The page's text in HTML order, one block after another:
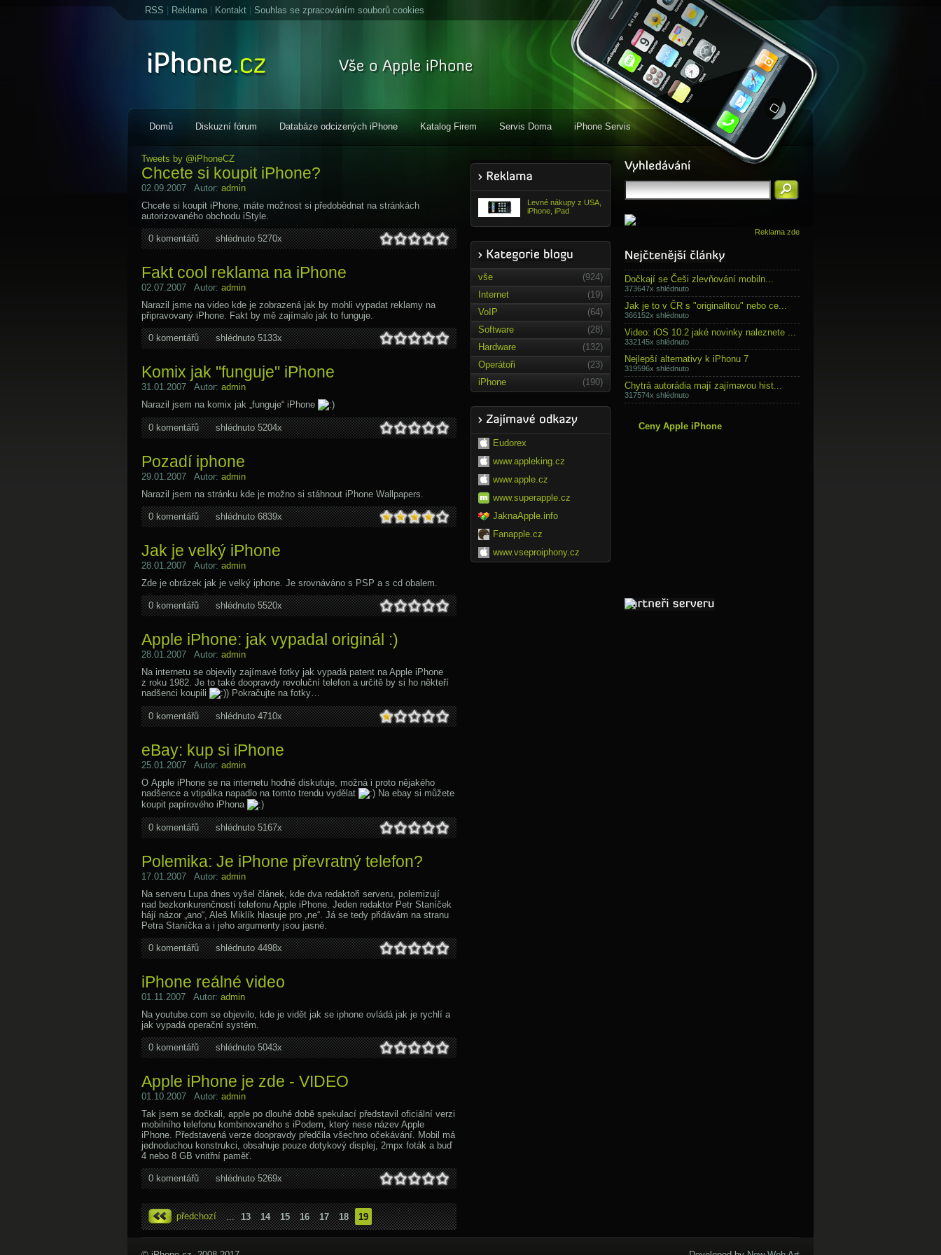
RSS Reklama| Kontakt Souhlas se zpracováním souborů cookies
Domů Diskuzní fórum Databáze odcizených iPhone Katalog Firem Servis Doma iPhone Servis
Tweets by @iPhoneCZ
Chcete si koupit iPhone?
02.09.2007 Autor: admin
Chcete si koupit iPhone, máte možnost si předobědnat na stránkách
autorizovaného obchodu iStyle.
0 komentářů shlédnuto 5270x
Fakt cool reklama na iPhone
02.07.2007 Autor: admin
Narazil jsme na video kde je zobrazená jak by mohli vypadat reklamy na
připravovaný iPhone. Fakt by mě zajímalo jak to funguje.
0 komentářů shlédnuto 5133x
Komix jak "funguje" iPhone
31.01.2007 Autor: admin
Narazil jsem na komix jak „funguje“ iPhone
0 komentářů shlédnuto 5204x
Pozadí iphone
29.01.2007 Autor: admin
Narazil jsem na stránku kde je možno si stáhnout iPhone Wallpapers.
0 komentářů shlédnuto 6839x
Jak je velký iPhone
28.01.2007 Autor: admin
Zde je obrázek jak je velký iphone. Je srovnáváno s PSP a s cd obalem.
0 komentářů shlédnuto 5520x
Apple iPhone: jak vypadal originál :)
28.01.2007 Autor: admin
Na internetu se objevily zajímavé fotky jak vypadá patent na Apple iPhone
z roku 1982. Je to také doopravdy revoluční telefon a určitě by si ho někteří
nadšenci koupili
Pokračujte na fotky…
0 komentářů shlédnuto 4710x
eBay: kup si iPhone
25.01.2007 Autor: admin
O Apple iPhone se na internetu hodně diskutuje, možná i proto nějakého
nadšence a vtipálka napadlo na tomto trendu vydělat
Na ebay si můžete
koupit papírového iPhona
0 komentářů shlédnuto 5167x
Polemika: Je iPhone převratný telefon?
17.01.2007 Autor: admin
Na serveru Lupa dnes vyšel článek, kde dva redaktoři serveru, polemizují
nad bezkonkurenčností telefonu Apple iPhone. Jeden redaktor Petr Staníček
hájí názor „ano“, Aleš Miklík hlasuje pro „ne“. Já se tedy přidávám na stranu
Petra Staníčka a i jeho argumenty jsou jasné.
0 komentářů shlédnuto 4498x
iPhone reálné video
01.11.2007 Autor: admin
Na youtube.com se objevilo, kde je vidět jak se iphone ovládá jak je rychlí a
jak vypadá operační systém.
0 komentářů shlédnuto 5043x
Apple iPhone je zde - VIDEO
01.10.2007 Autor: admin
Tak jsem se dočkali, apple po dlouhé době spekulací představil oficiální verzi
mobilního telefonu kombinovaného s iPodem, který nese název Apple
iPhone. Představená verze doopravdy předčila všechno očekávání. Mobil má
jednoduchou konstrukci, obsahuje pouze dotykový displej, 2mpx foták a buď
4 nebo 8 GB vnitřní paměť.
0 komentářů shlédnuto 5269x
předchozí ... 13 14 15 16 17 18 19
Levné nákupy z USA,
iPhone, iPad
vše
(924)
Internet
(19)
VoIP
(64)
Software
(28)
Hardware
(132)
Operátoři
(23)
iPhone
(190)
Eudorex
www.appleking.cz
www.apple.cz
www.superapple.cz
JaknaApple.info
Fanapple.cz
www.vseproiphony.cz
Reklama zde
Dočkají se Češi zlevňování mobiln...
373647x shlédnuto
Jak je to v ČR s "originalitou" nebo ce...
366152x shlédnuto
Video: iOS 10.2 jaké novinky naleznete ...
332145x shlédnuto
Nejlepší alternativy k iPhonu 7
319596x shlédnuto
Chytrá autorádia mají zajímavou hist...
317574x shlédnuto
Ceny Apple iPhone